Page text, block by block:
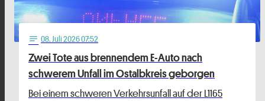
notes 08. Juli 2026 07:52
Zwei Tote aus brennendem E-Auto nach
schwerem Unfall im Ostalbkreis geborgen
Bei einem schweren Verkehrsunfall auf der L1165